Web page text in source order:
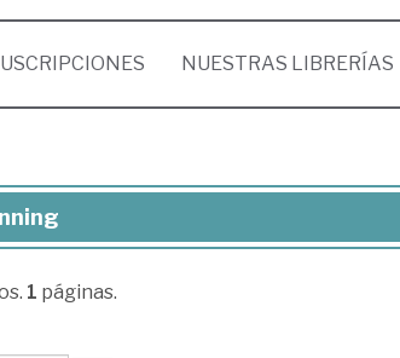
NUESTRAS LIBRERÍAS
1 páginas.